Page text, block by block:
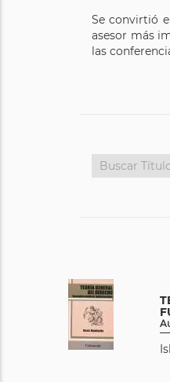
Se convirtió
asesor más
las